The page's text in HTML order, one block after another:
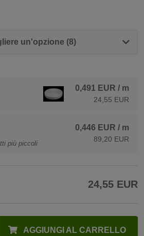
un'opzione (8)
0,491 EUR / m
24,55 EUR
più piccoli
0,446 EUR / m
89,20 EUR
24,55 EUR
AGGIUNGI AL CARRELLO